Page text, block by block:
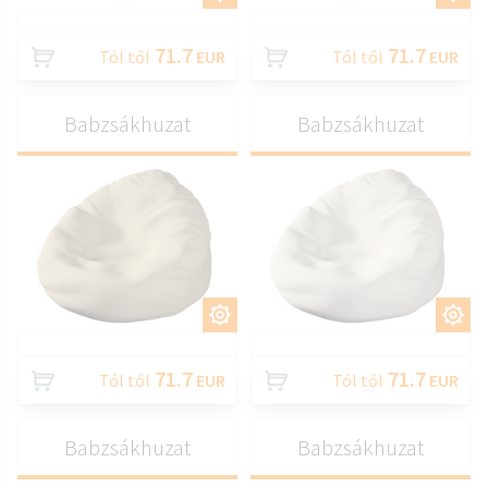
Tól től 71.7 EUR Tól től 71.7 EUR
TESTRESZAB
Babzsákhuzat
Tól től 71.7 EUR
TESTRESZAB
Babzsákhuzat
Tól től 71.7 EUR
Babzsákhuzat Babzsákhuzat